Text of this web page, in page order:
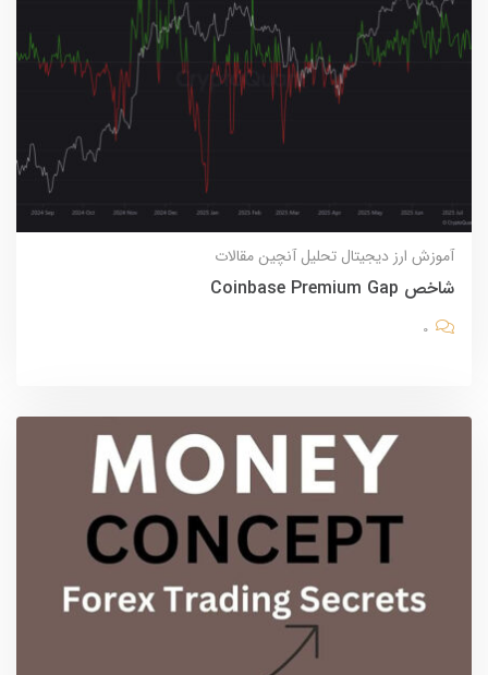
آموزش ارز دیجیتال تحلیل آنچین مقالات
شاخص Coinbase Premium Gap
0